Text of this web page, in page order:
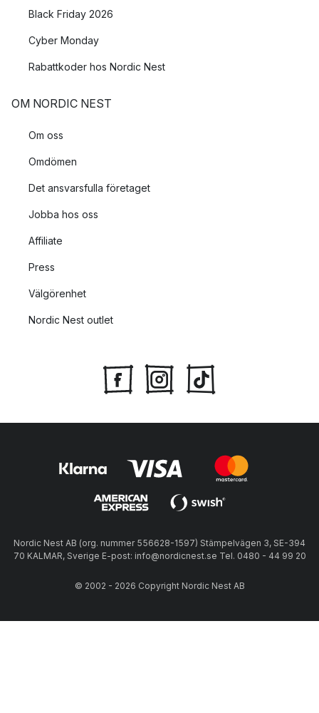
Black Friday 2026
Cyber Monday
Rabattkoder hos Nordic Nest
OM NORDIC NEST
Om oss
Omdömen
Det ansvarsfulla företaget
Jobba hos oss
Affiliate
Press
Välgörenhet
Nordic Nest outlet
Nordic Nest AB (org. nummer 556628-1597) Stämpelvägen 3, SE-394
70 KALMAR, Sverige E-post: info@nordicnest.se Tel. 0480 - 44 99 20
© 2002 - 2026 Copyright Nordic Nest AB